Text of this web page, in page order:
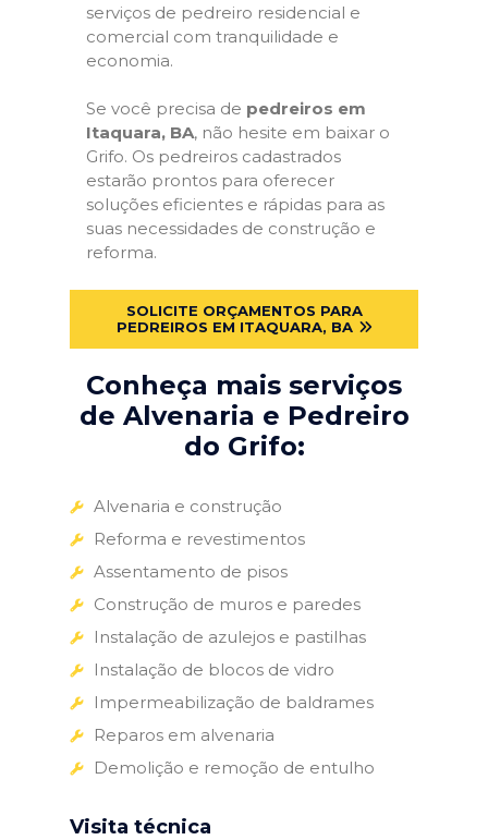
serviços de pedreiro residencial e
comercial com tranquilidade e
economia.
Se você precisa de pedreiros em
Itaquara, BA, não hesite em baixar o
Grifo. Os pedreiros cadastrados
estarão prontos para oferecer
soluções eficientes e rápidas para as
suas necessidades de construção e
reforma.
SOLICITE ORÇAMENTOS PARA
PEDREIROS EM ITAQUARA, BA
Conheça mais serviços
de Alvenaria e Pedreiro
do Grifo:
Alvenaria e construção
Reforma e revestimentos
Assentamento de pisos
Construção de muros e paredes
Instalação de azulejos e pastilhas
Instalação de blocos de vidro
Impermeabilização de baldrames
Reparos em alvenaria
Demolição e remoção de entulho
Visita técnica